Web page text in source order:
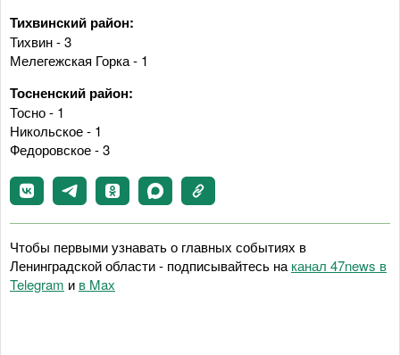
Тихвинский район:
Тихвин - 3
Мелегежская Горка - 1
Тосненский район:
Тосно - 1
Никольское - 1
Федоровское - 3
Чтобы первыми узнавать о главных событиях в
Ленинградской области - подписывайтесь на канал 47news в
Telegram и в Maх